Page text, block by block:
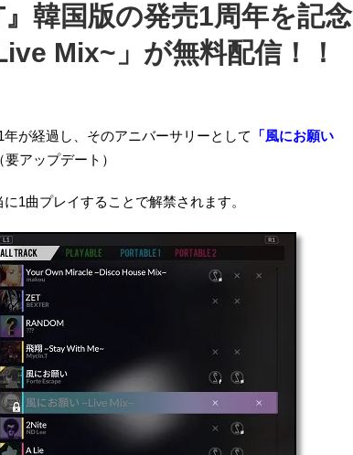
』韓国版の発売1周年を記念
Mix~」が無料配信！！
が経過し、そのアニバーサリーとして
「風にお願い
アップデート）
1曲プレイすることで解禁されます。